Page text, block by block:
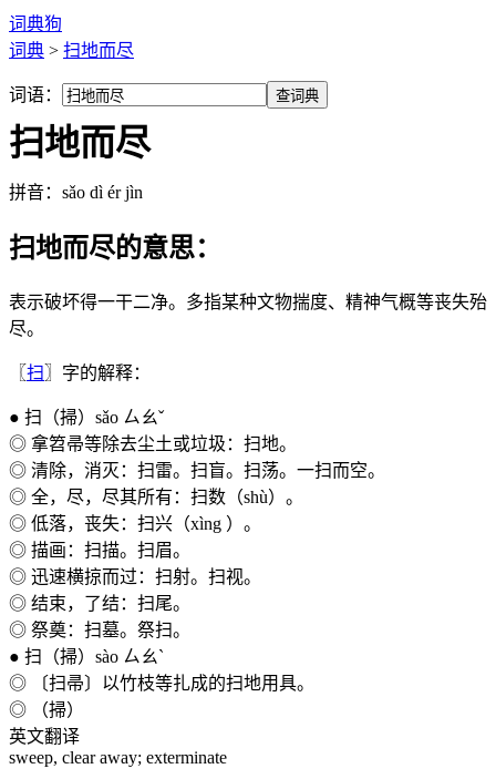
词典狗
词典 > 扫地而尽
词语： 查词典
扫地而尽
拼音：sǎo dì ér jìn
扫地而尽的意思：
表示破坏得一干二净。多指某种文物揣度、精神气概等丧失殆
尽。
〖扫 〗字的解释：
● 扫（掃）sǎo ㄙㄠˇ
◎ 拿笤帚等除去尘土或垃圾：扫地。
◎ 清除，消灭：扫雷。扫盲。扫荡。一扫而空。
◎ 全，尽，尽其所有：扫数（shù）。
◎ 低落，丧失：扫兴（xìng ）。
◎ 描画：扫描。扫眉。
◎ 迅速横掠而过：扫射。扫视。
◎ 结束，了结：扫尾。
◎ 祭奠：扫墓。祭扫。
● 扫（掃）sào ㄙㄠˋ
◎ 〔扫帚〕以竹枝等扎成的扫地用具。
◎ （掃）
英文翻译
sweep, clear away; exterminate